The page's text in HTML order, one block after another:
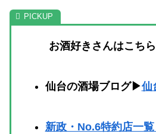
お酒好きさんはこちら
仙台の酒場ブログ▶仙
新政・No.6特約店一覧